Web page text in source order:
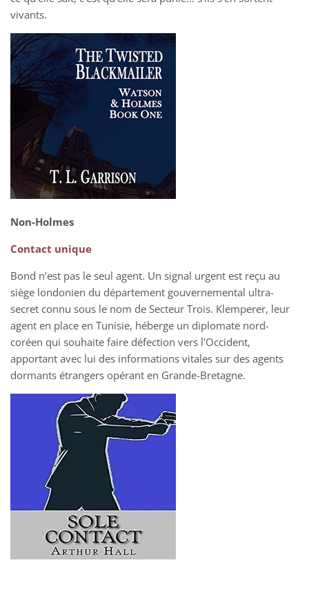
vivants.
Non-Holmes
Contact unique
Bond n’est pas le seul agent. Un signal urgent est reçu au
siège londonien du département gouvernemental ultra-
secret connu sous le nom de Secteur Trois. Klemperer, leur
agent en place en Tunisie, héberge un diplomate nord-
coréen qui souhaite faire défection vers l'Occident,
apportant avec lui des informations vitales sur des agents
dormants étrangers opérant en Grande-Bretagne.